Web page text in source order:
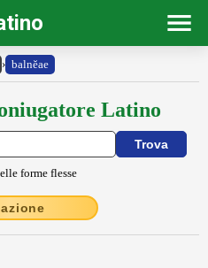
› balnĕae
Latino
forme flesse